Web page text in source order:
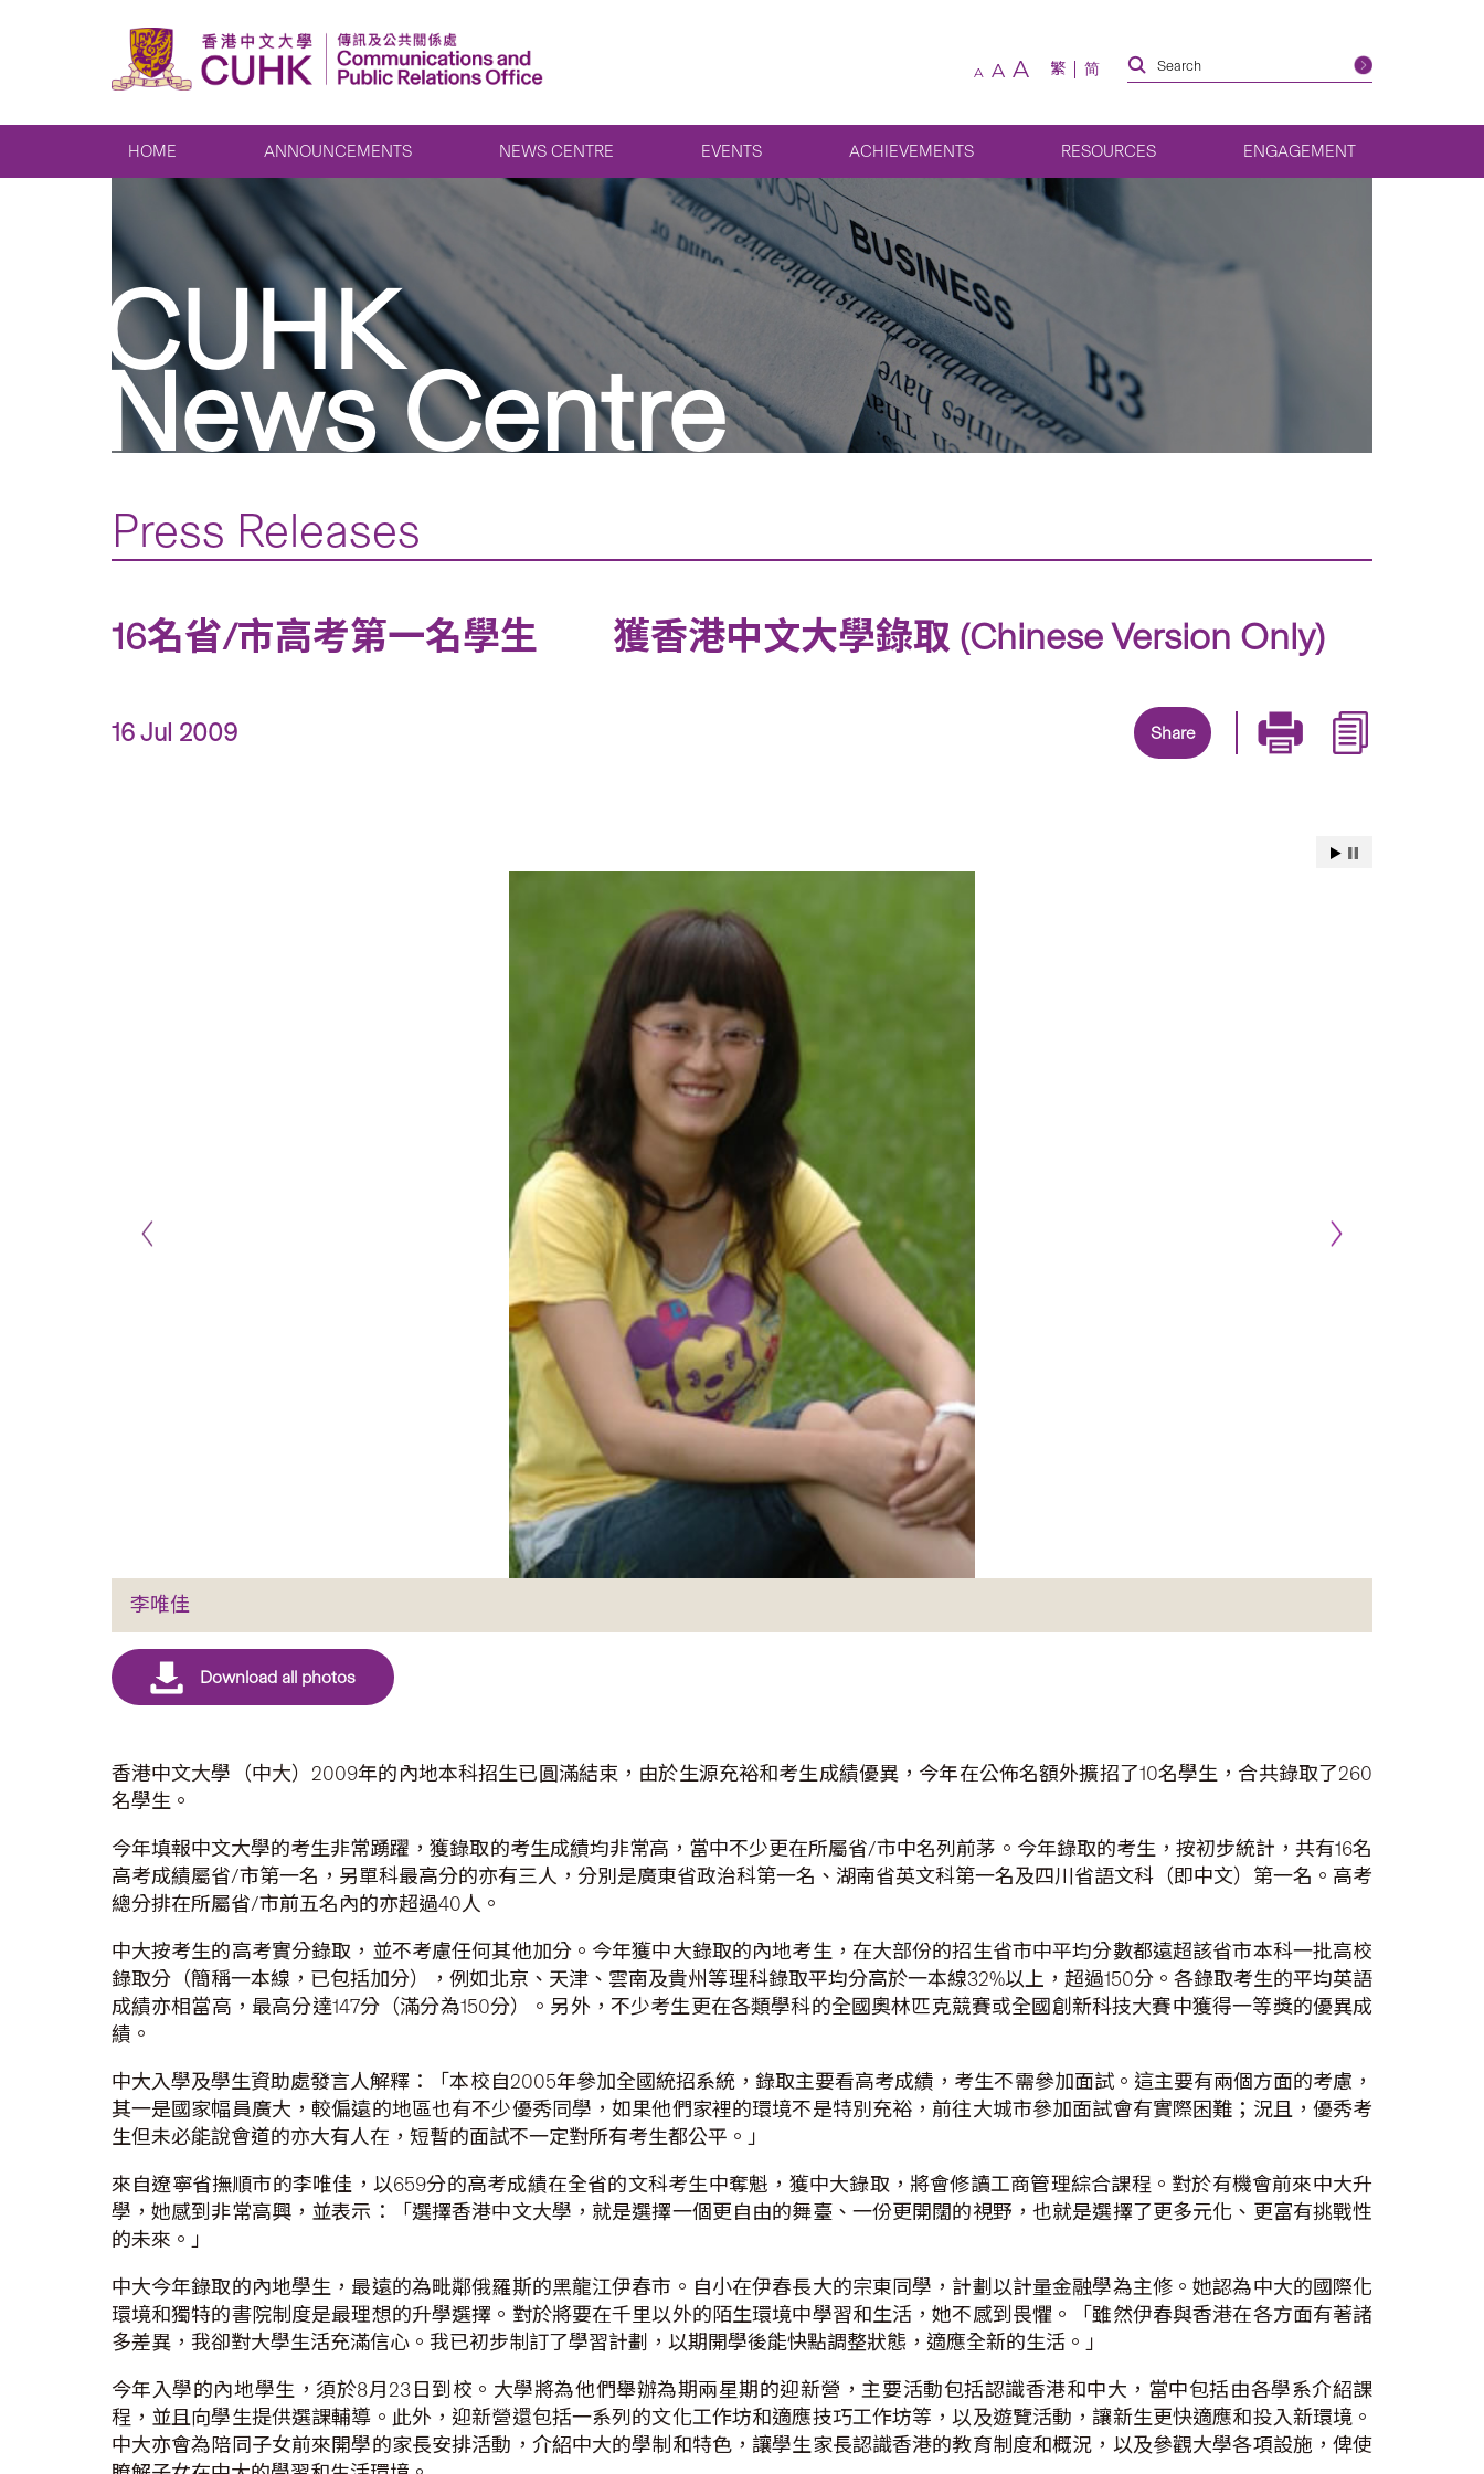
A A A 繁 简
HOME ANNOUNCEMENTS NEWS CENTRE EVENTS ACHIEVEMENTS RESOURCES ENGAGEMENT
CUHK
News Centre
Press Releases
16名省/市高考第一名學生 獲香港中文大學錄取 (Chinese Version Only)
16 Jul 2009 Share
李唯佳
香港中文大學（中大）2009年的內地本科招生已圓滿結束，由於生源充裕和考生成績優異，今年在公佈名額外擴招了10名學生，合共錄取了260
名學生。
今年填報中文大學的考生非常踴躍，獲錄取的考生成績均非常高，當中不少更在所屬省/市中名列前茅。今年錄取的考生，按初步統計，共有16名
高考成績屬省/市第一名，另單科最高分的亦有三人，分別是廣東省政治科第一名、湖南省英文科第一名及四川省語文科（即中文）第一名。高考
總分排在所屬省/市前五名內的亦超過40人。
中大按考生的高考實分錄取，並不考慮任何其他加分。今年獲中大錄取的內地考生，在大部份的招生省市中平均分數都遠超該省市本科一批高校
錄取分（簡稱一本線，已包括加分），例如北京、天津、雲南及貴州等理科錄取平均分高於一本線32%以上，超過150分。各錄取考生的平均英語
成績亦相當高，最高分達147分（滿分為150分）。另外，不少考生更在各類學科的全國奧林匹克競賽或全國創新科技大賽中獲得一等獎的優異成
績。
中大入學及學生資助處發言人解釋：「本校自2005年參加全國統招系統，錄取主要看高考成績，考生不需參加面試。這主要有兩個方面的考慮，
其一是國家幅員廣大，較偏遠的地區也有不少優秀同學，如果他們家裡的環境不是特別充裕，前往大城市參加面試會有實際困難；況且，優秀考
生但未必能說會道的亦大有人在，短暫的面試不一定對所有考生都公平。」
來自遼寧省撫順市的李唯佳，以659分的高考成績在全省的文科考生中奪魁，獲中大錄取，將會修讀工商管理綜合課程。對於有機會前來中大升
學，她感到非常高興，並表示：「選擇香港中文大學，就是選擇一個更自由的舞臺、一份更開闊的視野，也就是選擇了更多元化、更富有挑戰性
的未來。」
中大今年錄取的內地學生，最遠的為毗鄰俄羅斯的黑龍江伊春市。自小在伊春長大的宗東同學，計劃以計量金融學為主修。她認為中大的國際化
環境和獨特的書院制度是最理想的升學選擇。對於將要在千里以外的陌生環境中學習和生活，她不感到畏懼。「雖然伊春與香港在各方面有著諸
多差異，我卻對大學生活充滿信心。我已初步制訂了學習計劃，以期開學後能快點調整狀態，適應全新的生活。」
今年入學的內地學生，須於8月23日到校。大學將為他們舉辦為期兩星期的迎新營，主要活動包括認識香港和中大，當中包括由各學系介紹課
程，並且向學生提供選課輔導。此外，迎新營還包括一系列的文化工作坊和適應技巧工作坊等，以及遊覽活動，讓新生更快適應和投入新環境。
中大亦會為陪同子女前來開學的家長安排活動，介紹中大的學制和特色，讓學生家長認識香港的教育制度和概況，以及參觀大學各項設施，俾使